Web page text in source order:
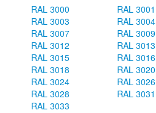
RAL 3000 RAL 3001
RAL 3003
RAL 3004
RAL 3007
RAL 3009
RAL 3012
RAL 3013
RAL 3015
RAL 3016
RAL 3018
RAL 3020
RAL 3024
RAL 3026
RAL 3028
RAL 3031
RAL 3033